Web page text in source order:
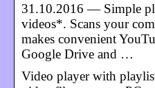
31.10.2016 — Simple
videos*. Scans your
makes convenient
Google Drive and …
Video player with